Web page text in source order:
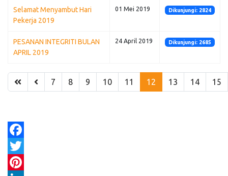
Selamat Menyambut Hari
Pekerja 2019
01 Mei 2019 Dikunjungi: 2824
PESANAN INTEGRITI BULAN
APRIL 2019
24 April 2019 Dikunjungi: 2685
7 8 9 10 11 12 13 14 15
Facebook
Twitter